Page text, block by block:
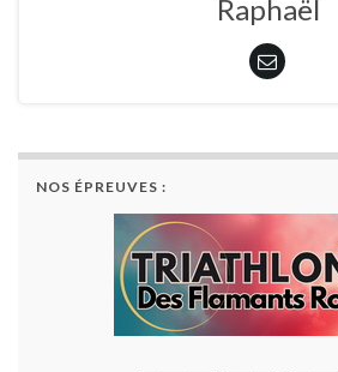
Raphaël
NOS ÉPREUVES :